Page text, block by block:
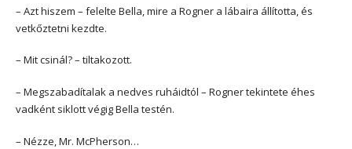
– Azt hiszem – felelte Bella, mire a Rogner a lábaira állította, és
vetkőztetni kezdte.
– Mit csinál? – tiltakozott.
– Megszabadítalak a nedves ruháidtól – Rogner tekintete éhes
vadként siklott végig Bella testén.
– Nézze, Mr. McPherson…